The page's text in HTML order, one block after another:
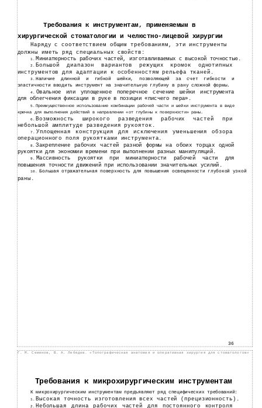
Требования к инструментам, применяемым в
хирургической стоматологии и челюстно-лицевой хирургии
Наряду с соответствием общим требованиям, эти инструменты
должны иметь ряд специальных свойств:
1. Миниатюрность рабочих частей, изготавливаемых с высокой точностью.
2. Большой диапазон вариантов режущих кромок однотипных
инструментов для адаптации к особенностям рельефа тканей.
3. Наличие длинной и гибкой шейки, позволяющей за счет гибкости и
эластичности вводить инструмент на значительную глубину в рану сложной формы.
4. Овальное или уплощенное поперечное сечение шейки инструмента
для облегчения фиксации в руке в позиции «писчего пера».
5. Преимущественное использование комбинации рабочей части и шейки инструмента в виде
крючка для выполнения действий в направлении «от глубины к поверхности» раны.
6. Возможность широкого разведения рабочих частей при
небольшой амплитуде разведения рукояток.
7. Уплощенная конструкция для исключения уменьшения обзора
операционного поля рукоятками инструмента.
8. Закрепление рабочих частей разной формы на обоих торцах одной
рукоятки для экономии времени при выполнении разных манипуляций.
9. Массивность рукоятки при миниатюрности рабочей части для
повышения точности движений при использовании значительных усилий.
10. Большая отражательная поверхность для повышения освещенности глубокой узкой
раны.
36
Г. М. Семенов, В. А. Лебедев. «Топографическая анатомия и оперативная хирургия для стоматологов»
Требования к микрохирургическим инструментам
К микрохирургическим инструментам предъявляют ряд специфических требований:
1. Высокая точность изготовления всех частей (прецизионность).
2. Небольшая длина рабочих частей для постоянного контроля